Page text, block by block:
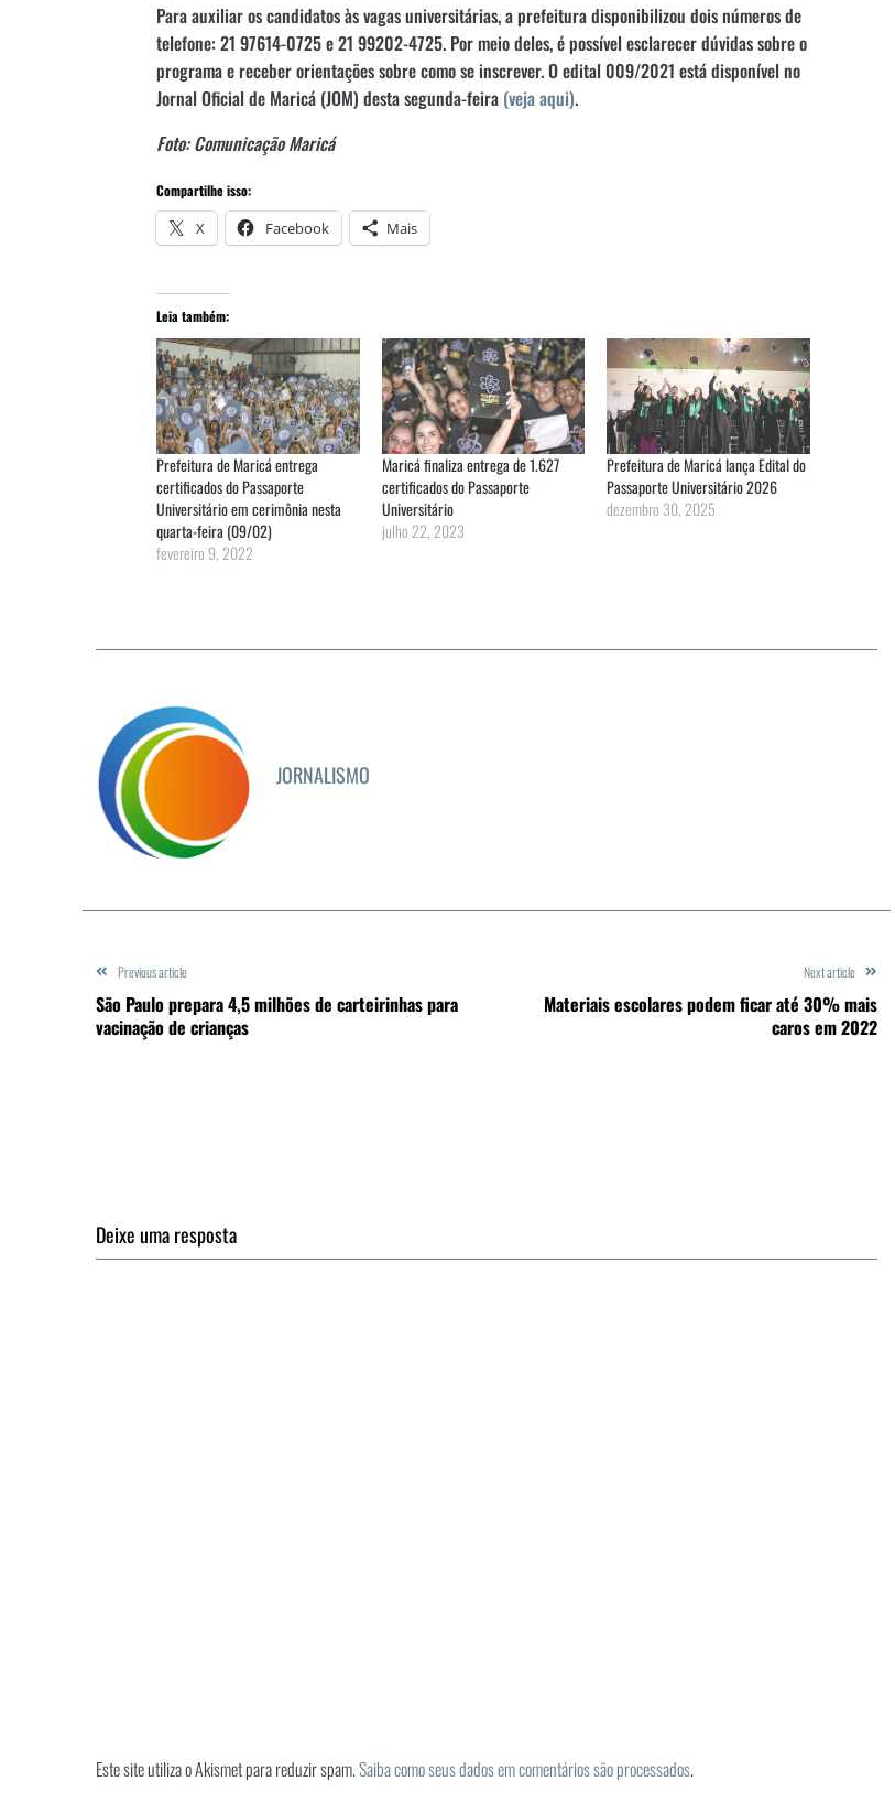
Para auxiliar os candidatos às vagas universitárias, a prefeitura disponibilizou dois números de
telefone: 21 97614-0725 e 21 99202-4725. Por meio deles, é possível esclarecer dúvidas sobre o
programa e receber orientações sobre como se inscrever. O edital 009/2021 está disponível no
Jornal Oficial de Maricá (JOM) desta segunda-feira (veja aqui).
Foto: Comunicação Maricá
Compartilhe isso:
X Facebook Mais
Leia também:
Prefeitura de Maricá entrega
certificados do Passaporte
Universitário em cerimônia nesta
quarta-feira (09/02)
fevereiro 9, 2022
Maricá finaliza entrega de 1.627
certificados do Passaporte
Universitário
julho 22, 2023
Prefeitura de Maricá lança Edital do
Passaporte Universitário 2026
dezembro 30, 2025
JORNALISMO
Previous article
São Paulo prepara 4,5 milhões de carteirinhas para
vacinação de crianças
Next article
Materiais escolares podem ficar até 30% mais
caros em 2022
Deixe uma resposta
Este site utiliza o Akismet para reduzir spam.Saiba como seus dados em comentários são processados.